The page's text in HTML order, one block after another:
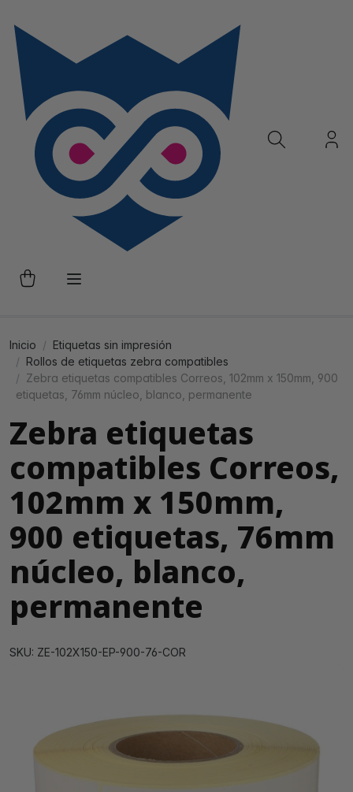
Inicio
Etiquetas sin impresión
Rollos de etiquetas zebra compatibles
Zebra etiquetas compatibles Correos, 102mm x 150mm, 900
etiquetas, 76mm núcleo, blanco, permanente
Zebra etiquetas
compatibles Correos,
102mm x 150mm,
900 etiquetas, 76mm
núcleo, blanco,
permanente
SKU: ZE-102X150-EP-900-76-COR